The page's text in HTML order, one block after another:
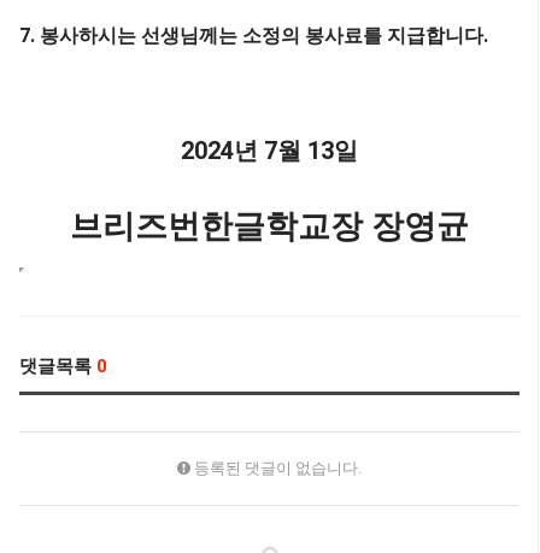
7. 봉사하시는 선생님께는 소정의 봉사료를 지급합니다.
2024년 7월 13일
브리즈번한글학교장 장영균
댓글목록 0
등록된 댓글이 없습니다.